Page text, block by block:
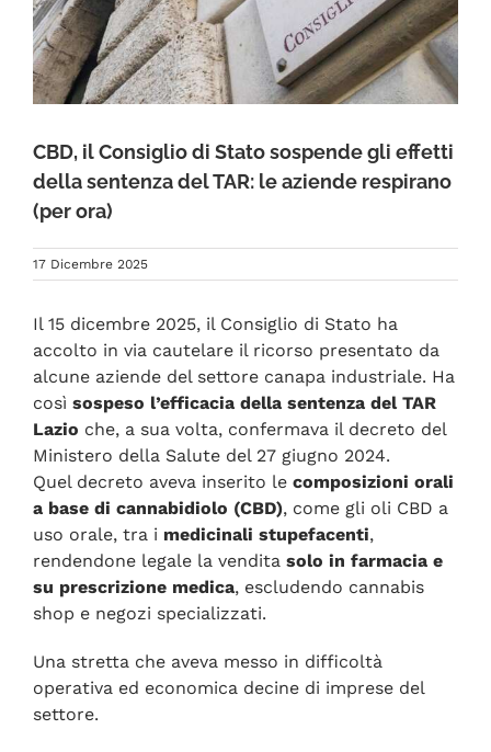
CBD, il Consiglio di Stato sospende gli effetti
della sentenza del TAR: le aziende respirano
(per ora)
17 Dicembre 2025
Il 15 dicembre 2025, il Consiglio di Stato ha
accolto in via cautelare il ricorso presentato da
alcune aziende del settore canapa industriale. Ha
così sospeso l’efficacia della sentenza del TAR
Lazio che, a sua volta, confermava il decreto del
Ministero della Salute del 27 giugno 2024.
Quel decreto aveva inserito le composizioni orali
a base di cannabidiolo (CBD), come gli oli CBD a
uso orale, tra i medicinali stupefacenti,
rendendone legale la vendita solo in farmacia e
su prescrizione medica, escludendo cannabis
shop e negozi specializzati.
Una stretta che aveva messo in difficoltà
operativa ed economica decine di imprese del
settore.